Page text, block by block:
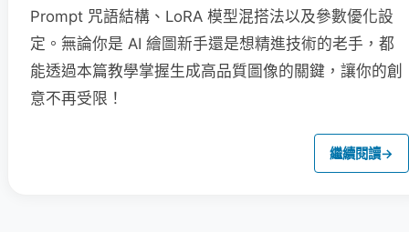
Prompt 咒語結構、LoRA 模型混搭法以及參數優化設
定。無論你是 AI 繪圖新手還是想精進技術的老手，都
能透過本篇教學掌握生成高品質圖像的關鍵，讓你的創
意不再受限！
繼續閱讀→